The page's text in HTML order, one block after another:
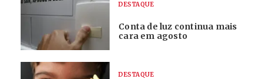
DESTAQUE
Conta de luz continua mais
cara em agosto
DESTAQUE